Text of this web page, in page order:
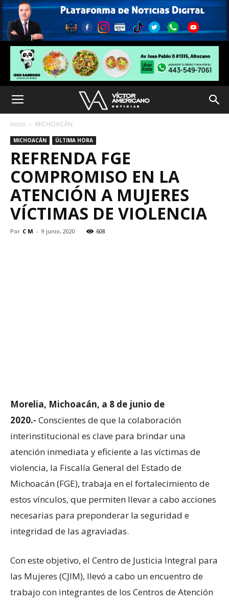
Inicio MICHOACÁN
MICHOACÁN ÚLTIMA HORA
REFRENDA FGE
COMPROMISO EN LA
ATENCIÓN A MUJERES
VÍCTIMAS DE VIOLENCIA
Por C M - 9 junio, 2020 608
Morelia, Michoacán, a 8 de junio de
2020.- Conscientes de que la colaboración
interinstitucional es clave para brindar una
atención inmediata y eficiente a las víctimas de
violencia, la Fiscalía General del Estado de
Michoacán (FGE), trabaja en el fortalecimiento de
estos vínculos, que permiten llevar a cabo acciones
necesarias para preponderar la seguridad e
integridad de las agraviadas.
Con este objetivo, el Centro de Justicia Integral para
las Mujeres (CJIM), llevó a cabo un encuentro de
trabajo con integrantes de los Centros de Atención